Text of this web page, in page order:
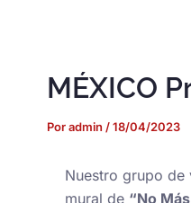
MÉXICO
Poradmin /18/04/2023
Nuestro grupo de
mural de “No